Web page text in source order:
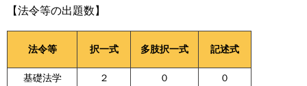
【法令等の出題数】
法令等 択一式 多肢択一式 記述式
基礎法学 ２ ０
０